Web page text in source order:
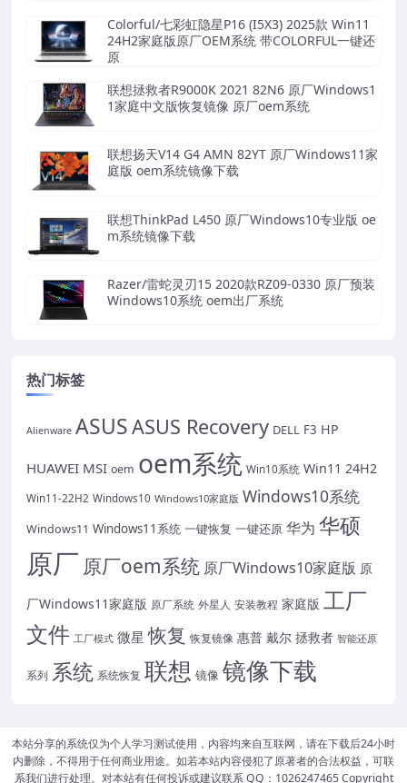
Colorful/七彩虹隐星P16 (I5X3) 2025款 Win11
24H2家庭版原厂OEM系统 带COLORFUL一键还
原
联想拯救者R9000K 2021 82N6 原厂Windows1
1家庭中文版恢复镜像 原厂oem系统
联想扬天V14 G4 AMN 82YT 原厂Windows11家
庭版 oem系统镜像下载
联想ThinkPad L450 原厂Windows10专业版 oe
m系统镜像下载
Razer/雷蛇灵刃15 2020款RZ09-0330 原厂预装
Windows10系统 oem出厂系统
热门标签
Alienware ASUSASUS Recovery DELL F3 HP
HUAWEI MSI oem oem系统 Win10系统 Win11 24H2
Win11-22H2 Windows10 Windows10家庭版 Windows10系统
Windows11 Windows11系统 一键恢复 一键还原 华为 华硕
原厂 原厂oem系统 原厂Windows10家庭版 原
厂Windows11家庭版 原厂系统 外星人 安装教程 家庭版 工厂
文件 工厂模式 微星 恢复 恢复镜像 惠普 戴尔 拯救者 智能还原
系列 系统 系统恢复 联想 镜像 镜像下载
本站分享的系统仅为个人学习测试使用，内容均来自互联网，请在下载后24小时
内删除，不得用于任何商业用途。如若本站内容侵犯了原著者的合法权益，可联
系我们进行处理。对本站有任何投诉或建议联系 QQ：1026247465 Copyright